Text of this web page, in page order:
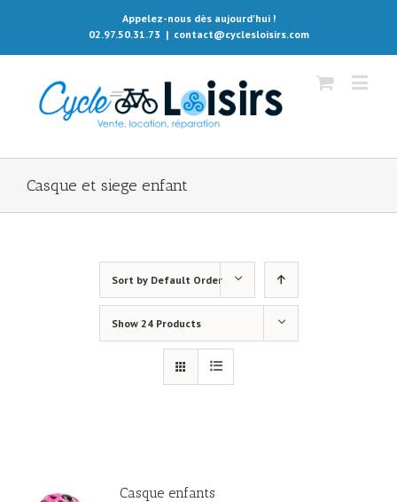
Appelez-nous dès aujourd'hui !
02.97.50.31.73 | contact@cyclesloisirs.com
Casque et siege enfant
Sort by Default Order
Show 24 Products
Casque enfants